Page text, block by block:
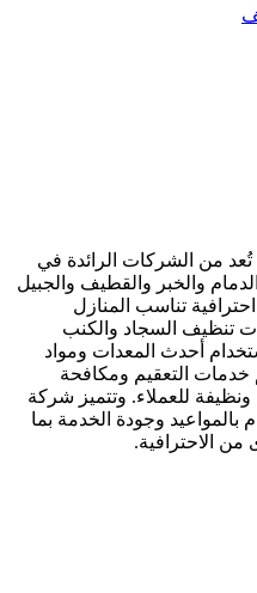
من الشركات الرائدة في
والخبر والقطيف والجبيل
تناسب المنازل
تنظيف السجاد والكنب
أحدث المعدات ومواد
خدمات التعقيم ومكافحة
ونظيفة للعملاء. وتتميز شركة
بالمواعيد وجودة الخدمة بما
من الاحترافية.